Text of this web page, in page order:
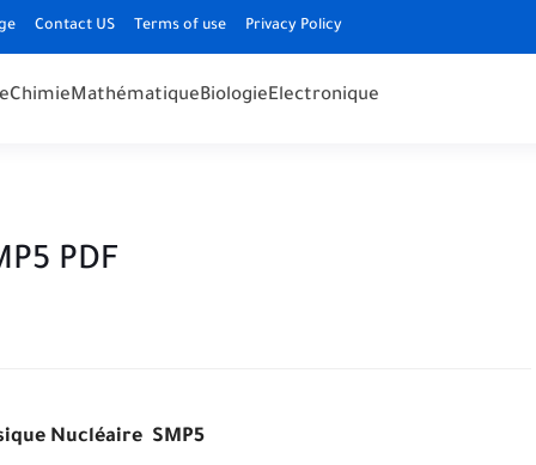
Contact US Terms of use Privacy Policy
ChimieMathématiqueBiologieElectronique
PDF
Nucléaire SMP5